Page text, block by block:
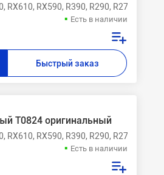
RX610, RX590, R390, R290, R270
Есть в наличии
Быстрый заказ
T0824 оригинальный
RX610, RX590, R390, R290, R270
Есть в наличии